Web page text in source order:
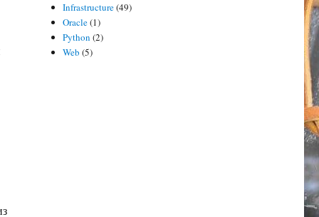
Infrastructure(49)
Oracle(1)
Python (2)
Web (5)